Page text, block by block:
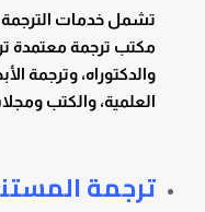
تشمل خدمات الترجمة
مكتب ترجمة معتمدة
والدكتوراه، وترجمة
العلمية، والكتب
ترجمة